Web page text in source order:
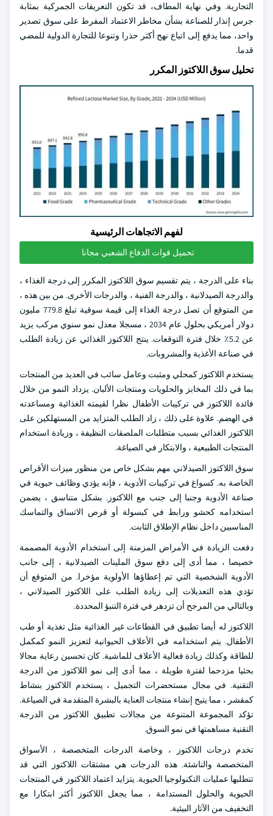
التجارية. وفي نهاية المطاف، قد تكون التعريفات الجمركية بمثابة
جرس إنذار للصناعة بشأن مخاطر الاعتماد المفرط على سوق تصدير
واحد، مما يدفع إلى اتباع نهج أكثر حذرا وتنوعا للتجارة الدولية للمضي
قدما.
تحليل سوق اللاكتوز المكرر
لفهم الاتجاهات الرئيسية
تحميل قوات الدفاع الشعبي مجانا
بناء على الدرجة ، يتم تقسيم سوق اللاكتوز المكرر إلى درجة الغذاء ،
والدرجة الصيدلانية ، والدرجة الفنية ، والدرجات الأخرى. من بين هذه ،
من المتوقع أن تصل درجة الغذاء إلى قيمة سوقية تبلغ 779.8 مليون
دولار أمريكي بحلول عام 2034 ، مسجلا معدل نمو سنوي مركب يزيد
عن 5.2٪ خلال فترة التوقعات. ينتج اللاكتوز الغذائي عن زيادة الطلب
في صناعة الأغذية والمشروبات.
يستخدم اللاكتوز كمحلي ومثبت وعامل سائب في العديد من المنتجات
بما في ذلك المخابز والحلويات ومنتجات الألبان. يزداد النمو من خلال
فائدة اللاكتوز في تركيبات الأطفال نظرا لقيمته الغذائية ومساعدته
في الهضم. علاوة على ذلك ، زاد الطلب المتزايد من المستهلكين على
اللاكتوز الغذائي بسبب متطلبات الملصقات النظيفة ، وزيادة استخدام
المنتجات الطبيعية ، والابتكار في الصياغة.
سوق اللاكتوز الصيدلاني مهم بشكل خاص من منظور ميزات الأقراص
الخاصة به. كسواغ في تركيبات الأدوية ، فإنه يؤدي وظائف حيوية في
صناعة الأدوية وجنبا إلى جنب مع اللاكتوز. بشكل متناسق ، يضمن
استخدامه كحشو ورابط في كبسولة أو قرص الاتساق والتماسك
المناسبين داخل نظام الإطلاق الثابت.
دفعت الزيادة في الأمراض المزمنة إلى استخدام الأدوية المصممة
خصيصا ، مما أدى إلى دفع سوق الملينات الصيدلانية ، إلى جانب
الأدوية الشخصية التي تم إعطاؤها الأولوية مؤخرا. من المتوقع أن
تؤدي هذه التعديلات إلى زيادة الطلب على اللاكتوز الصيدلاني ،
وبالتالي من المرجح أن تزدهر في فترة التنبؤ المحددة.
اللاكتوز له أيضا تطبيق في القطاعات غير الغذائية مثل تغذية أو طب
الأطفال. يتم استخدامه في الأعلاف الحيوانية لتعزيز النمو كمكمل
للطاقة وكذلك زيادة فعالية الأعلاف للماشية. كان تحسين رعاية مجالا
بحثيا مزدحما لفترة طويلة ، مما أدى إلى نمو اللاكتوز من الدرجة
التقنية. في مجال مستحضرات التجميل ، يستخدم اللاكتوز بنشاط
كمقشر ، مما يتيح إنشاء منتجات العناية بالبشرة المتقدمة في الصياغة.
تؤكد المجموعة المتنوعة من مجالات تطبيق اللاكتوز من الدرجة
التقنية مساهمتها في نمو السوق.
تخدم درجات اللاكتوز ، وخاصة الدرجات المتخصصة ، الأسواق
المتخصصة والناشئة. هذه الدرجات هي مشتقات اللاكتوز التي قد
تتطلبها عمليات التكنولوجيا الحيوية. يتزايد اعتماد اللاكتوز في المنتجات
الحيوية والحلول المستدامة ، مما يجعل اللاكتوز أكثر ابتكارا مع
التخفيف من الآثار البيئية.